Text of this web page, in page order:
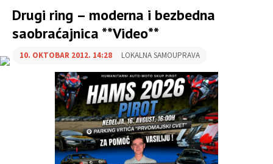
Drugi ring – moderna i bezbedna
saobraćajnica **Video**
10. OKTOBAR 2012. 14:28 LOKALNA SAMOUPRAVA